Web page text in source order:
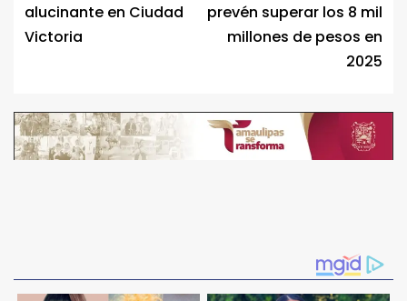
alucinante en Ciudad
Victoria
prevén superar los 8 mil
millones de pesos en
2025